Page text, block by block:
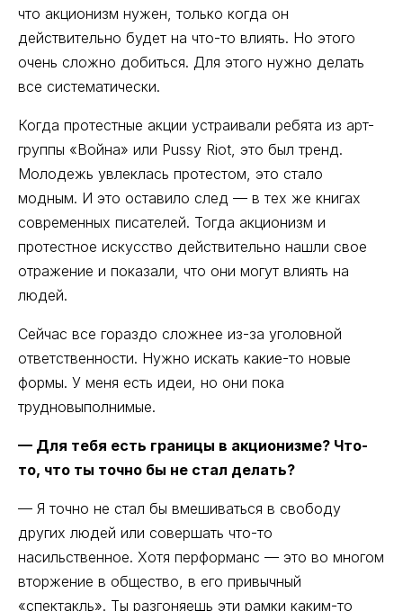
что акционизм нужен, только когда он
действительно будет на что-то влиять. Но этого
очень сложно добиться. Для этого нужно делать
все систематически.
Когда протестные акции устраивали ребята из арт-
группы «Война» или Pussy Riot, это был тренд.
Молодежь увлеклась протестом, это стало
модным. И это оставило след — в тех же книгах
современных писателей. Тогда акционизм и
протестное искусство действительно нашли свое
отражение и показали, что они могут влиять на
людей.
Сейчас все гораздо сложнее из-за уголовной
ответственности. Нужно искать какие-то новые
формы. У меня есть идеи, но они пока
трудновыполнимые.
— Для тебя есть границы в акционизме? Что-
то, что ты точно бы не стал делать?
— Я точно не стал бы вмешиваться в свободу
других людей или совершать что-то
насильственное. Хотя перформанс — это во многом
вторжение в общество, в его привычный
«спектакль». Ты разгоняешь эти рамки каким-то